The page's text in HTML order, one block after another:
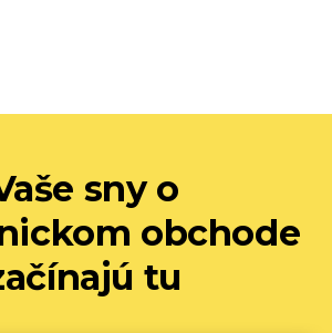
sny o
obchode
tu